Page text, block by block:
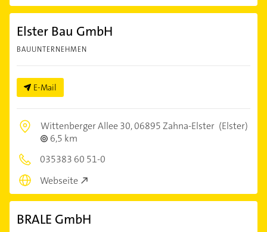
Elster Bau GmbH
BAUUNTERNEHMEN
E-Mail
Wittenberger Allee 30,06895 Zahna-Elster (Elster)
6,5 km
035383 60 51-0
Webseite
BRALE GmbH